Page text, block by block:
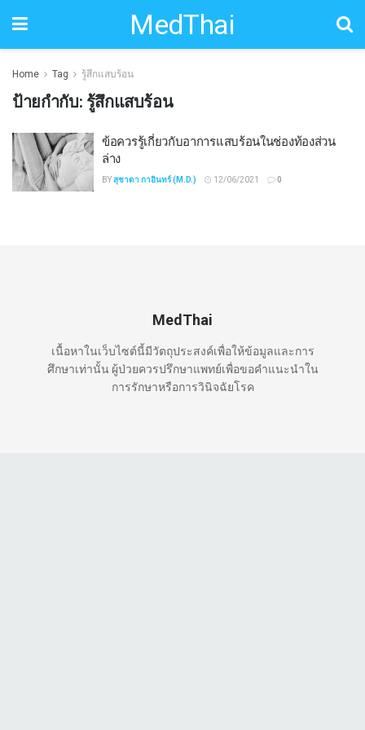
MedThai
Home Tag รู้สึกแสบร้อน
ป้ายกำกับ: รู้สึกแสบร้อน
ข้อควรรู้เกี่ยวกับอาการแสบร้อนในช่องท้องส่วน
ล่าง
BYสุชาดา กาอินทร์ (M.D.) 12/06/2021 0
MedThai
เนื้อหาในเว็บไซต์นี้มีวัตถุประสงค์เพื่อให้ข้อมูลและการ
ศึกษาเท่านั้น ผู้ป่วยควรปรึกษาแพทย์เพื่อขอคำแนะนำใน
การรักษาหรือการวินิจฉัยโรค